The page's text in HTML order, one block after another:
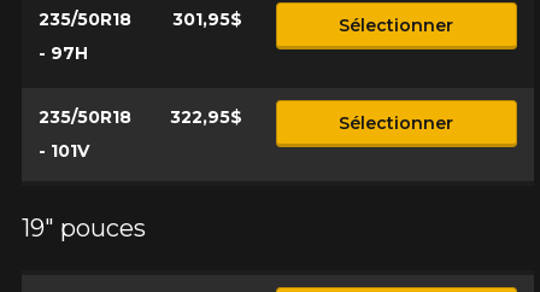
235/50R18
- 97H
301,95$ Sélectionner
235/50R18
- 101V
322,95$ Sélectionner
19" pouces